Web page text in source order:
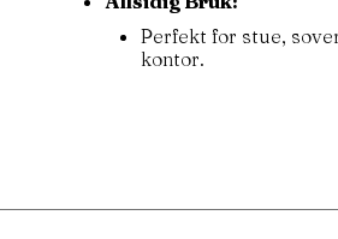
Perfekt for stue,
kontor.